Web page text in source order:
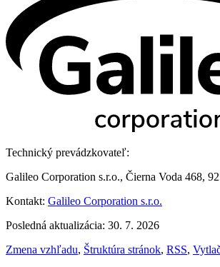
Technický prevádzkovateľ:
Galileo Corporation s.r.o., Čierna Voda 468,
Kontakt: Galileo Corporation s.r.o.
Posledná aktualizácia: 30. 7. 2026
Zmena vzhľadu, Štruktúra stránok, RSS,